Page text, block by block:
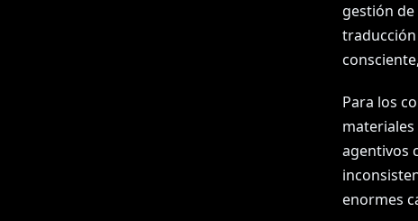
gestión de
Para los
agentivos
enormes